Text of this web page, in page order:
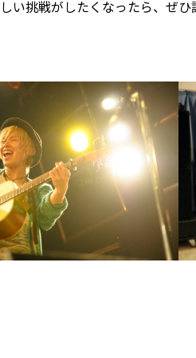
い挑戦がしたくなったら、ぜ